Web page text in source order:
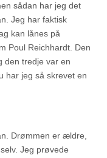
sådan har jeg det
Jeg har faktisk
kan lånes på
Poul Reichhardt. Den
den tredje var en
har jeg så skrevet en
Drømmen er ældre,
Jeg prøvede